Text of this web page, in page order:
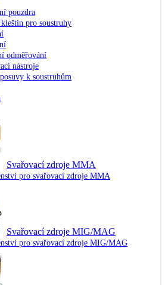
pouzdra
pro soustruhy
odměřování
nástroje
k soustruhům
Svařovací zdroje MMA
pro svařovací zdroje MMA
Svařovací zdroje MIG/MAG
pro svařovací zdroje MIG/MAG